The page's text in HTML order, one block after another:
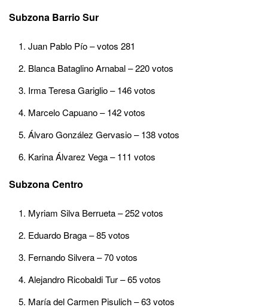
Subzona Barrio Sur
Juan Pablo Pío – votos 281
Blanca Bataglino Arnabal – 220 votos
Irma Teresa Gariglio – 146 votos
Marcelo Capuano – 142 votos
Álvaro González Gervasio – 138 votos
Karina Álvarez Vega – 111 votos
Subzona Centro
Myriam Silva Berrueta – 252 votos
Eduardo Braga – 85 votos
Fernando Silvera – 70 votos
Alejandro Ricobaldi Tur – 65 votos
María del Carmen Pisulich – 63 votos